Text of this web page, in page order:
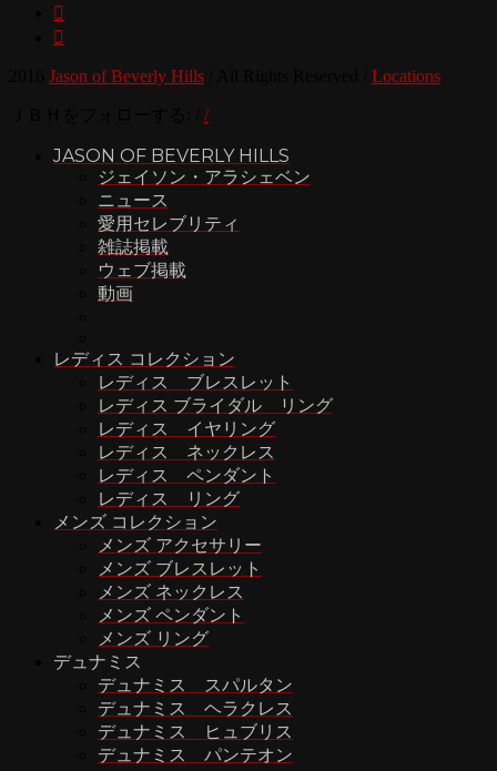


Jason of Beverly Hills Locations
/
JASON OF BEVERLY HILLS
ジェイソン・アラシェベン
ニュース
愛用セレブリティ
雑誌掲載
ウェブ掲載
動画
レディス コレクション
レディス ブレスレット
レディス ブライダル リング
レディス イヤリング
レディス ネックレス
レディス ペンダント
レディス リング
メンズ コレクション
メンズ アクセサリー
メンズ ブレスレット
メンズ ネックレス
メンズ ペンダント
メンズ リング
デュナミス
デュナミス スパルタン
デュナミス ヘラクレス
デュナミス ヒュブリス
デュナミス パンテオン